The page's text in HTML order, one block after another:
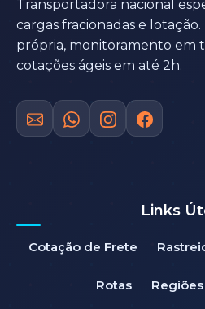
Transportadora nacional
cargas fracionadas e
própria, monitoramento em
cotações ágeis em até 2h.
Links
Cotação de Frete
Rotas